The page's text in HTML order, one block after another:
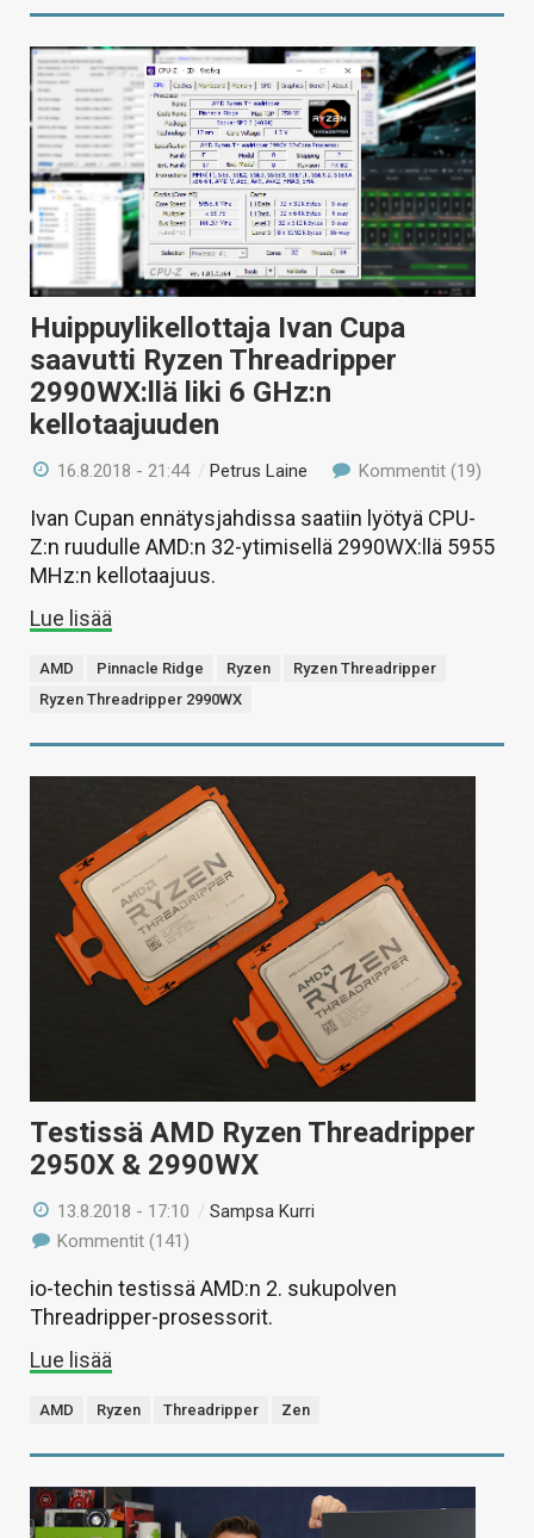
Huippuylikellottaja Ivan Cupa
saavutti Ryzen Threadripper
2990WX:llä liki 6 GHz:n
kellotaajuuden
16.8.2018 - 21:44 /Petrus Laine Kommentit (19)
Ivan Cupan ennätysjahdissa saatiin lyötyä CPU-
Z:n ruudulle AMD:n 32-ytimisellä 2990WX:llä 5955
MHz:n kellotaajuus.
Lue lisää
AMD Pinnacle Ridge Ryzen
Ryzen Threadripper
Ryzen Threadripper 2990WX
Testissä AMD Ryzen Threadripper
2950X & 2990WX
13.8.2018 - 17:10 /Sampsa Kurri
Kommentit (141)
io-techin testissä AMD:n 2. sukupolven
Threadripper-prosessorit.
Lue lisää
AMD Ryzen Threadripper Zen